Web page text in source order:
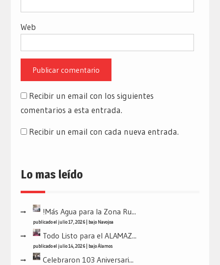
Web
Recibir un email con los siguientes
comentarios a esta entrada.
Recibir un email con cada nueva entrada.
Lo mas leído
!Más Agua para la Zona Ru...
publicado el julio 17, 2026| bajoNavojoa
Todo Listo para el ALAMAZ...
publicado el julio 14, 2026| bajoÁlamos
Celebraron 103 Aniversari...